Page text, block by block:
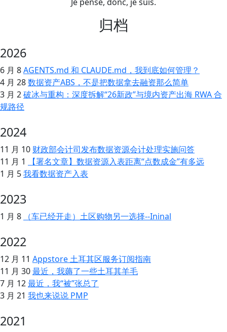
归档
2026
6 月 8AGENTS.md 和 CLAUDE.md，我到底如何管理？
4 月 28数据资产ABS，不是把数据拿去融资那么简单
3 月 2破冰与重构：深度拆解“26新政”与境内资产出海 RWA 合
规路径
2024
11 月 10 财政部会计司发布数据资源会计处理实施问答
11 月 1
【署名文章】数据资源入表距离“点数成金”有多远
1 月 5我看数据资产入表
2023
1 月 8 （车已经开走）土区购物另一选择--Ininal
2022
12 月 11 Appstore 土耳其区服务订阅指南
11 月 30最近，我薅了一些土耳其羊毛
7 月 12最近，我“被”张总了
3 月 21 我也来说说 PMP
2021